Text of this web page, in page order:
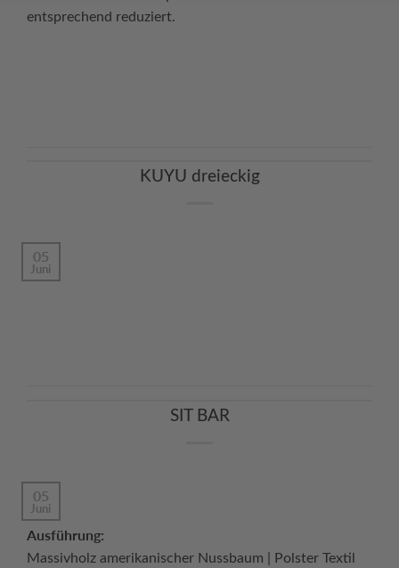
entsprechend reduziert.
KUYU dreieckig
05
Juni
SIT BAR
05
Juni
Ausführung:
Massivholz amerikanischer Nussbaum | Polster Textil